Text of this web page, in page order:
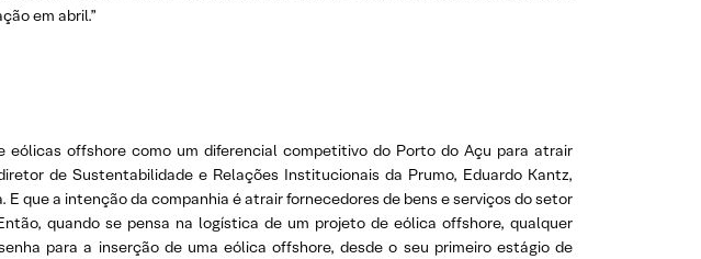
em abril.”
offshore como um diferencial competitivo do Porto do Açu para atrair
de Sustentabilidade e Relações Institucionais da Prumo, Eduardo Kantz,
que a intenção da companhia é atrair fornecedores de bens e serviços do setor
quando se pensa na logística de um projeto de eólica offshore, qualquer
para a inserção de uma eólica offshore, desde o seu primeiro estágio de